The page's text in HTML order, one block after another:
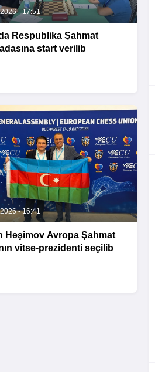
- 17:51
Respublika Şahmat
start verilib
- 16:41
Həşimov Avropa Şahmat
vitse-prezidenti seçilib